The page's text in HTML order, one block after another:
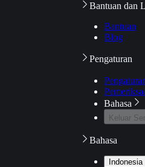
Bantuan dan
Bantuan
Blog
Pengaturan
Bahasa
Keluar
Bahasa
Indonesia